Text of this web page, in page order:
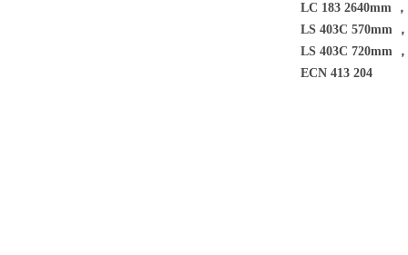
LC 183 2640mm
LS 403C 570mm
LS 403C 720mm
ECN 413 204